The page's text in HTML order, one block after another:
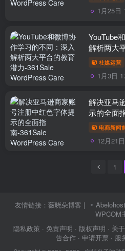
1月25日
YouTube
解析两大
社媒运营
1月3日
解决亚马
示的全面
电商新闻
12月21
1
友情链接： 薇晓朵博客 | Abelohost
WPCOM
隐私政策 · 免责声明 · 版权声明 · 关
告合作 · 申请开票 · 服